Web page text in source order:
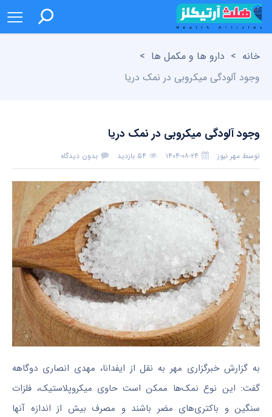
خانه > دارو ها و مکمل ها >
وجود آلودگی میکروبی در نمک دریا
وجود آلودگی میکروبی در نمک دریا
توسط مهر نیوز ۱۴۰۴-۰۸-۲۴ ۵۴ بازدید بدون دیدگاه
به گزارش خبرگزاری مهر به نقل از ایفدانا، مهدی انصاری دوگاهه
گفت: این نوع نمک‌ها ممکن است حاوی میکروپلاستیک، فلزات
سنگین و باکتری‌های مضر باشند و مصرف بیش از اندازه آنها